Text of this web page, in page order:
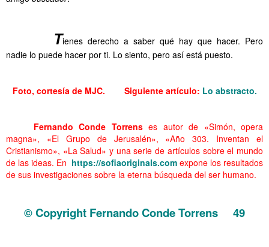
Tienes derecho a saber qué hay que hacer. Pero
nadie lo puede hacer por ti. Lo siento, pero así está puesto.
Foto, cortesía de MJC.
Siguiente artículo: Lo abstracto.
Fernando Conde Torrenses autor de «Simón, opera
magna», «El Grupo de Jerusalén», «Año 303. Inventan el
Cristianismo», «La Salud» y una serie de artículos sobre el mundo
de las ideas. En https://sofiaoriginals.com expone los resultados
de sus investigaciones sobre la eterna búsqueda del ser humano.
© Copyright Fernando Conde Torrens 49